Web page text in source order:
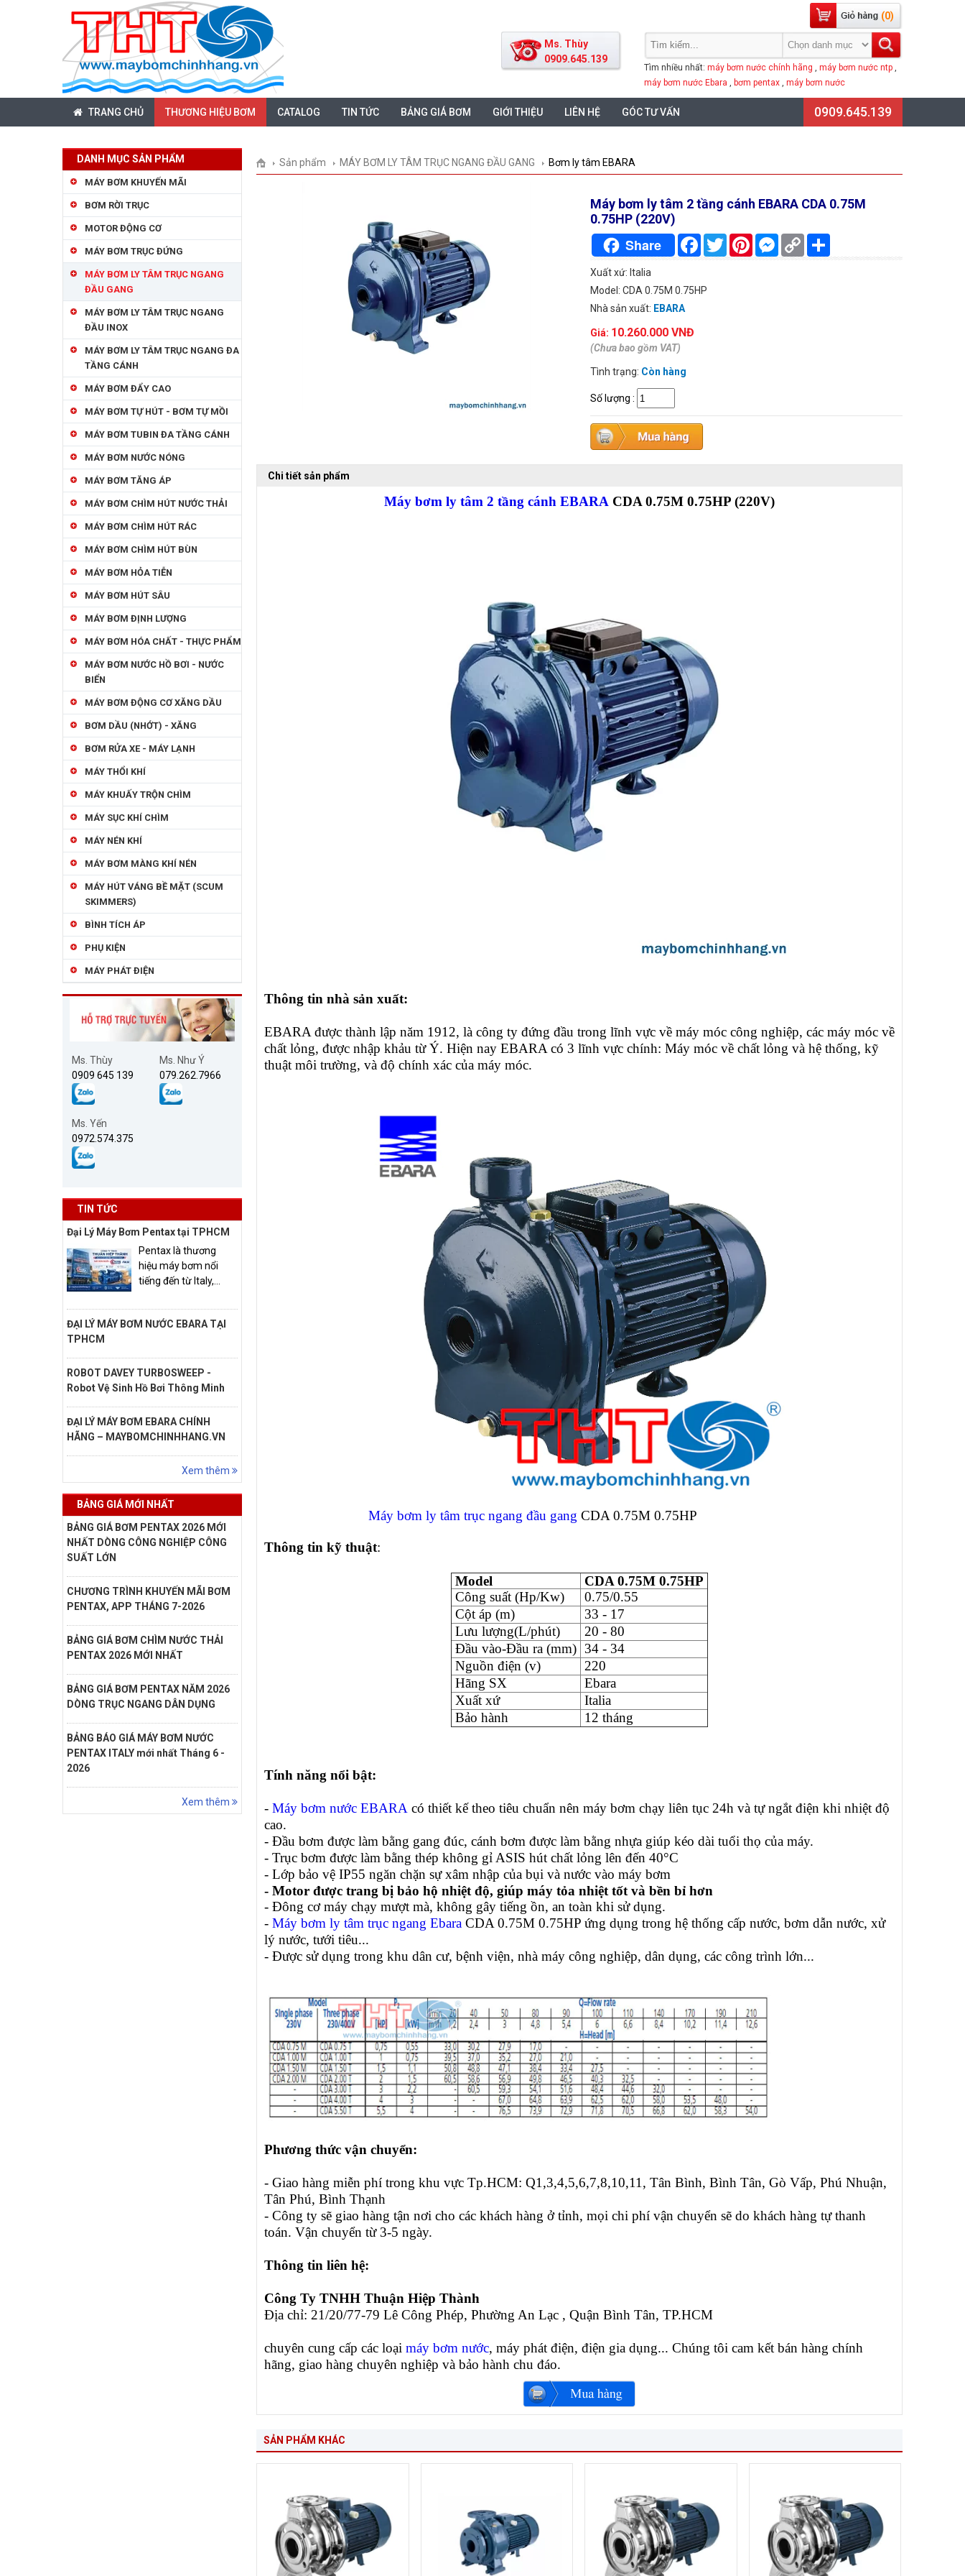
(0)
Tìm nhiều nhất: máy bơm nước chính hãng , máy bơm nước ntp ,
máy bơm nước Ebara , bơm pentax , máy bơm nước
Ms. Thùy
0909.645.139
TRANG CHỦ THƯƠNG HIỆU BƠM CATALOG TIN TỨC BẢNG GIÁ BƠM GIỚI THIỆU LIÊN HỆ GÓC TƯ VẤN 0909.645.139
DANH MỤC SẢN PHẨM
MÁY BƠM KHUYẾN MÃI
BƠM RỜI TRỤC
MOTOR ĐỘNG CƠ
MÁY BƠM TRỤC ĐỨNG
MÁY BƠM LY TÂM TRỤC NGANG
ĐẦU GANG
MÁY BƠM LY TÂM TRỤC NGANG
ĐẦU INOX
MÁY BƠM LY TÂM TRỤC NGANG ĐA
TẦNG CÁNH
MÁY BƠM ĐẨY CAO
MÁY BƠM TỰ HÚT - BƠM TỰ MỒI
MÁY BƠM TUBIN ĐA TẦNG CÁNH
MÁY BƠM NƯỚC NÓNG
MÁY BƠM TĂNG ÁP
MÁY BƠM CHÌM HÚT NƯỚC THẢI
MÁY BƠM CHÌM HÚT RÁC
MÁY BƠM CHÌM HÚT BÙN
MÁY BƠM HỎA TIỄN
MÁY BƠM HÚT SÂU
MÁY BƠM ĐỊNH LƯỢNG
MÁY BƠM HÓA CHẤT - THỰC PHẨM
MÁY BƠM NƯỚC HỒ BƠI - NƯỚC
BIỂN
MÁY BƠM ĐỘNG CƠ XĂNG DẦU
BƠM DẦU (NHỚT) - XĂNG
BƠM RỬA XE - MÁY LẠNH
MÁY THỔI KHÍ
MÁY KHUẤY TRỘN CHÌM
MÁY SỤC KHÍ CHÌM
MÁY NÉN KHÍ
MÁY BƠM MÀNG KHÍ NÉN
MÁY HÚT VÁNG BỀ MẶT (SCUM
SKIMMERS)
BÌNH TÍCH ÁP
PHỤ KIỆN
MÁY PHÁT ĐIỆN
Ms. Thùy
0909 645 139
Ms. Như Ý
079.262.7966
Ms. Yến
0972.574.375
TIN TỨC
Đại Lý Máy Bơm Pentax tại TPHCM
Pentax là thương
hiệu máy bơm nổi
tiếng đến từ Italy,...
ĐẠI LÝ MÁY BƠM NƯỚC EBARA TẠI
TPHCM
ROBOT DAVEY TURBOSWEEP -
Robot Vệ Sinh Hồ Bơi Thông Minh
ĐẠI LÝ MÁY BƠM EBARA CHÍNH
HÃNG – MAYBOMCHINHHANG.VN
Xem thêm
BẢNG GIÁ MỚI NHẤT
BẢNG GIÁ BƠM PENTAX 2026 MỚI
NHẤT DÒNG CÔNG NGHIỆP CÔNG
SUẤT LỚN
CHƯƠNG TRÌNH KHUYẾN MÃI BƠM
PENTAX, APP THÁNG 7-2026
BẢNG GIÁ BƠM CHÌM NƯỚC THẢI
PENTAX 2026 MỚI NHẤT
BẢNG GIÁ BƠM PENTAX NĂM 2026
DÒNG TRỤC NGANG DÂN DỤNG
BẢNG BÁO GIÁ MÁY BƠM NƯỚC
PENTAX ITALY mới nhất Tháng 6 -
2026
Xem thêm
Sản phẩm MÁY BƠM LY TÂM TRỤC NGANG ĐẦU GANG Bơm ly tâm EBARA
Máy bơm ly tâm 2 tầng cánh EBARA CDA 0.75M
0.75HP (220V)
Share FacebookTwitterPinterestMessenger
Copy
Link
Xuất xứ: Italia
Model: CDA 0.75M 0.75HP
Nhà sản xuất: EBARA
Giá: 10.260.000 VNĐ
(Chưa bao gồm VAT)
Tình trạng: Còn hàng
Số lượng :
Chi tiết sản phẩm
Máy bơm ly tâm 2 tầng cánh EBARA CDA 0.75M 0.75HP (220V)
Thông tin nhà sản xuất:
EBARA được thành lập năm 1912, là công ty đứng đầu trong lĩnh vực về máy móc công nghiệp, các máy móc về
chất lỏng, được nhập khảu từ Ý. Hiện nay EBARA có 3 lĩnh vực chính: Máy móc về chất lỏng và hệ thống, kỹ
thuật môi trường, và độ chính xác của máy móc.
Máy bơm ly tâm trục ngang đầu gang CDA 0.75M 0.75HP
Thông tin kỹ thuật:
Model
CDA 0.75M 0.75HP
Công suất (Hp/Kw)
0.75/0.55
Cột áp (m)
33 - 17
Lưu lượng(L/phút)
20 - 80
Đầu vào-Đầu ra (mm) 34 - 34
Nguồn điện (v)
220
Hãng SX
Ebara
Xuất xứ
Italia
Bảo hành
12 tháng
Tính năng nổi bật:
- Máy bơm nước EBARA có thiết kế theo tiêu chuẩn nên máy bơm chạy liên tục 24h và tự ngắt điện khi nhiệt độ
cao.
- Đầu bơm được làm bằng gang đúc, cánh bơm được làm bằng nhựa giúp kéo dài tuổi thọ của máy.
- Trục bơm được làm bằng thép không gỉ ASIS hút chất lỏng lên đến 40°C
- Lớp bảo vệ IP55 ngăn chặn sự xâm nhập của bụi và nước vào máy bơm
- Motor được trang bị bảo hộ nhiệt độ, giúp máy tỏa nhiệt tốt và bền bỉ hơn
- Đông cơ máy chạy mượt mà, không gây tiếng ồn, an toàn khi sử dụng.
- Máy bơm ly tâm trục ngang Ebara CDA 0.75M 0.75HP ứng dụng trong hệ thống cấp nước, bơm dẫn nước, xử
lý nước, tưới tiêu...
- Được sử dụng trong khu dân cư, bệnh viện, nhà máy công nghiệp, dân dụng, các công trình lớn...
Phương thức vận chuyển:
- Giao hàng miễn phí trong khu vực Tp.HCM: Q1,3,4,5,6,7,8,10,11, Tân Bình, Bình Tân, Gò Vấp, Phú Nhuận,
Tân Phú, Bình Thạnh
- Công ty sẽ giao hàng tận nơi cho các khách hàng ở tỉnh, mọi chi phí vận chuyển sẽ do khách hàng tự thanh
toán. Vận chuyển từ 3-5 ngày.
Thông tin liên hệ:
Công Ty TNHH Thuận Hiệp Thành
Địa chỉ: 21/20/77-79 Lê Công Phép, Phường An Lạc , Quận Bình Tân, TP.HCM
chuyên cung cấp các loại máy bơm nước, máy phát điện, điện gia dụng... Chúng tôi cam kết bán hàng chính
hãng, giao hàng chuyên nghiệp và bảo hành chu đáo.
SẢN PHẨM KHÁC